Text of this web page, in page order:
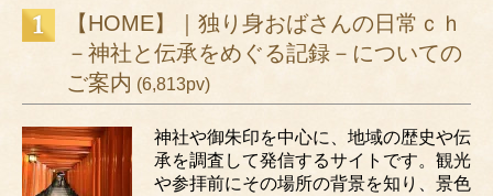
【HOME】｜独り身おばさんの日常ｃｈ
－神社と伝承をめぐる記録－についての
ご案内 (6,813pv)
神社や御朱印を中心に、地域の歴史や伝
承を調査して発信するサイトです。観光
や参拝前にその場所の背景を知り、景色